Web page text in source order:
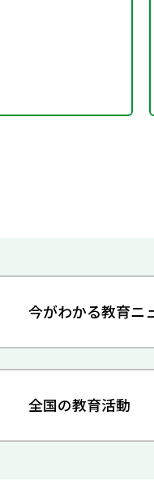
今がわかる教育ニ
全国の教育活動